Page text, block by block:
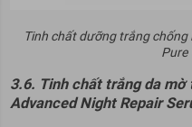
Tinh chất dưỡng trắng chống
Pure
3.6. Tinh chất trắng da mờ
Advanced Night Repair